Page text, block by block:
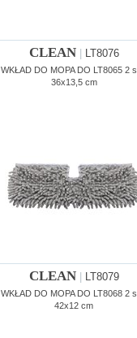
CLEAN LT8076
WKŁAD DO MOPA DO LT8065 2
36x13,5 cm
CLEAN LT8079
WKŁAD DO MOPA DO LT8068 2
42x12 cm